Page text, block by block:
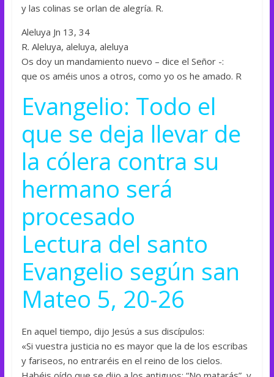
y las colinas se orlan de alegría. R.
Aleluya Jn 13, 34
R. Aleluya, aleluya, aleluya
Os doy un mandamiento nuevo – dice el Señor -:
que os améis unos a otros, como yo os he amado. R
Evangelio: Todo el
que se deja llevar de
la cólera contra su
hermano será
procesado
Lectura del santo
Evangelio según san
Mateo 5, 20-26
En aquel tiempo, dijo Jesús a sus discípulos:
«Si vuestra justicia no es mayor que la de los escribas
y fariseos, no entraréis en el reino de los cielos.